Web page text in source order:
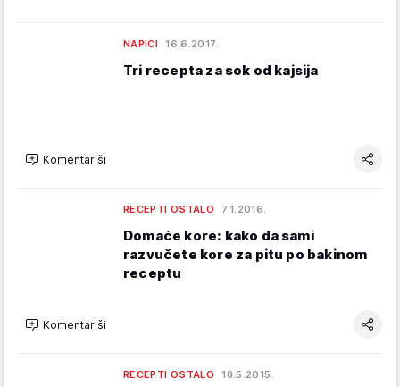
NAPICI 16.6.2017.
Tri recepta za sok od kajsija
Komentariši
RECEPTI OSTALO 7.1.2016.
Domaće kore: kako da sami
razvučete kore za pitu po bakinom
receptu
Komentariši
RECEPTI OSTALO 18.5.2015.